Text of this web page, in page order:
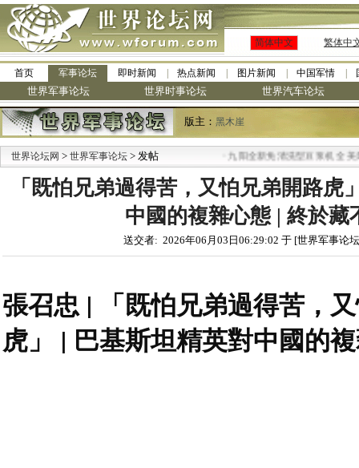
简体中文 繁体中
首页 军事论坛 即时新闻 热点新闻 图片新闻 中国军情
世界军事论坛 世界时事论坛 世界汽车论坛
版主： 黑木崖
世界论坛网 > 世界军事论坛 > 发帖 九阳全新免清洗型豆浆机 全美最
「既怕兄弟過得苦，又怕兄弟開路虎
中國的複雜心態 | 終於藏
送交者: 2026年06月03日06:29:02 于 [世界军事论
張召忠 | 「既怕兄弟過得苦，
虎」 | 巴基斯坦精英對中國的